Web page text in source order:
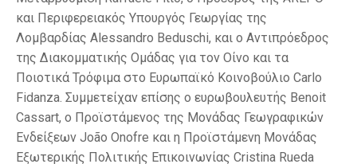
και Περιφερειακός Υπουργός Γεωργίας της
Λομβαρδίας Alessandro Beduschi, και ο Αντιπρόεδρος
της Διακομματικής Ομάδας για τον Οίνο και τα
Ποιοτικά Τρόφιμα στο Ευρωπαϊκό Κοινοβούλιο Carlo
Fidanza. Συμμετείχαν επίσης ο ευρωβουλευτής Benoit
Cassart, ο Προϊστάμενος της Μονάδας Γεωγραφικών
Ενδείξεων João Onofre και η Προϊστάμενη Μονάδας
Εξωτερικής Πολιτικής Επικοινωνίας Cristina Rueda